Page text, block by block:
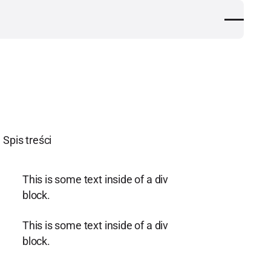
Spis treści
This is some text inside of a div
block.
This is some text inside of a div
block.